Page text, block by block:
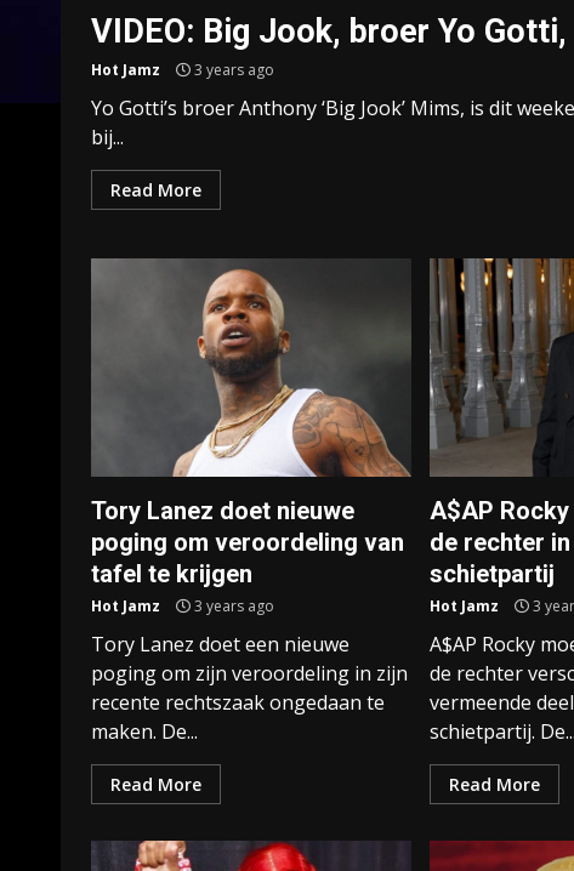
VIDEO: Big Jook, broer Yo
Hot Jamz 3 years ago
Yo Gotti’s broer Anthony ‘Big Jook’ Mims, is dit
bij...
Read More
Tory Lanez doet nieuwe
poging om veroordeling van
tafel te krijgen
Hot Jamz 3 years ago
Tory Lanez doet een nieuwe
poging om zijn veroordeling in zijn
recente rechtszaak ongedaan te
maken. De...
Read More
A$AP
de rechter
schietpartij
Hot Jamz 3
A$AP Rocky
de rechter
vermeende
schietpartij. De...
Read More